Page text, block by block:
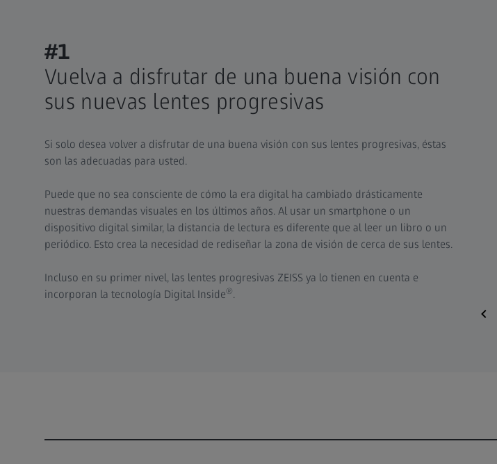
#1
Vuelva a disfrutar de una buena visión con
sus nuevas lentes progresivas
Si solo desea volver a disfrutar de una buena visión con sus lentes progresivas, éstas
son las adecuadas para usted.
Puede que no sea consciente de cómo la era digital ha cambiado drásticamente
nuestras demandas visuales en los últimos años. Al usar un smartphone o un
dispositivo digital similar, la distancia de lectura es diferente que al leer un libro o un
periódico. Esto crea la necesidad de rediseñar la zona de visión de cerca de sus lentes.
Incluso en su primer nivel, las lentes progresivas ZEISS ya lo tienen en cuenta e
incorporan la tecnología Digital Inside®.